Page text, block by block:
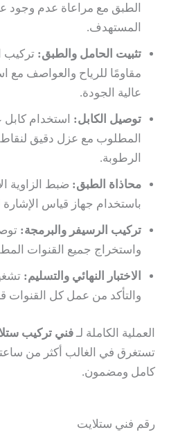
الطبق مع مراعاة عدم وجود
المستهدف.
تثبيت الحامل والطبق: تركيب
مقاومًا للرياح والعواصف مع
عالية الجودة.
توصيل الكابل: استخدام كابل
المطلوب مع عزل دقيق
الرطوبة.
محاذاة الطبق: ضبط الزاوية
باستخدام جهاز قياس
تركيب الرسيفر والبرمجة:
واستخراج جميع القنوات
الاختبار النهائي والتسليم:
والتأكد من عمل كل القنوات
العملية الكاملة لـ فني تركيب
تستغرق في الغالب أكثر من
كامل ومضمون.
رقم فني ستلايت